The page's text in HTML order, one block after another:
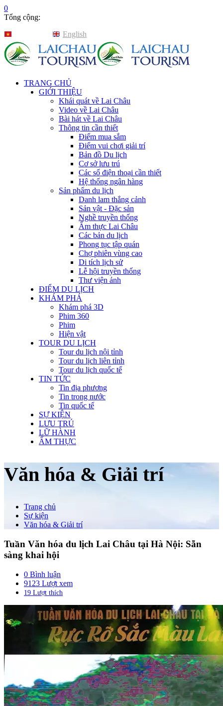
0
Tổng cộng:
English
TRANG CHỦ
GIỚI THIỆU
Khái quát về Lai Châu
Video về Lai Châu
Bài hát về Lai Châu
Thông tin cần thiết
Điểm mua sắm
Điểm vui chơi giải trí
Bản đồ Du lịch
Cơ sở lưu trú
Các số điện thoại cần thiết
Hệ thống ngân hàng
Sản phẩm du lịch
Danh lam thắng cảnh
Sản vật - Đặc sản
Nghề truyền thống
Ẩm thực Lai Châu
Các bản du lịch
Phong tục tập quán
Chợ phiên vùng cao
Di tích lịch sử
Lễ hội truyền thống
Thư viện ảnh
ĐIỂM DU LỊCH
KHÁM PHÁ
Khám phá 3D
Phim 360
Phim
Hiện vật
TOUR DU LỊCH
Tour du lịch nội tỉnh
Tour du lịch liên tỉnh
Tour du lịch quốc tế
TIN TỨC
Tin địa phương
Tin trong nước
Tin quốc tế
SỰ KIỆN
LƯU TRÚ
LỮ HÀNH
ẨM THỰC
Văn hóa & Giải trí
Trang chủ
Sự kiện
Văn hóa & Giải trí
Tuần Văn hóa du lịch Lai Châu tại Hà Nội: Sẵn
sàng khai hội
0 Bình luận
9123 Lượt xem
19 Lượt thích